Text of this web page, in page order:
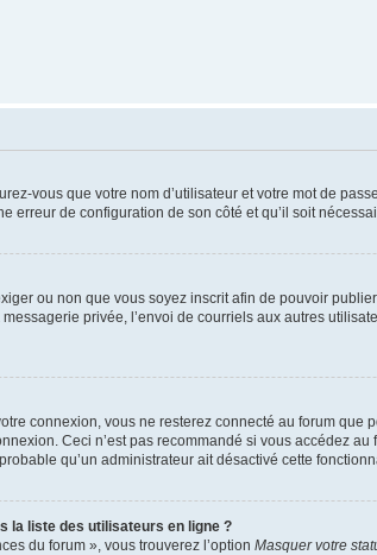
vous que votre nom d’utilisateur et votre mot de
erreur de configuration de son côté et qu’il soit
ou non que vous soyez inscrit afin de pouvoir
privée, l’envoi de courriels aux autres
connexion, vous ne resterez connecté au forum que
Ceci n’est pas recommandé si vous accédez
qu’un administrateur ait désactivé cette
la liste des utilisateurs en ligne ?
du forum », vous trouverez l’option Masquer votre